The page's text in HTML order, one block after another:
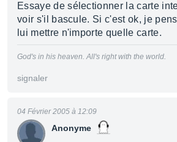
Essaye de sélectionner la carte
voir s'il bascule. Si c'est ok, je
lui mettre n'importe quelle carte.
God's in his heaven. All's right with the world.
signaler
Anonyme
04 Février 2005 à 12:09